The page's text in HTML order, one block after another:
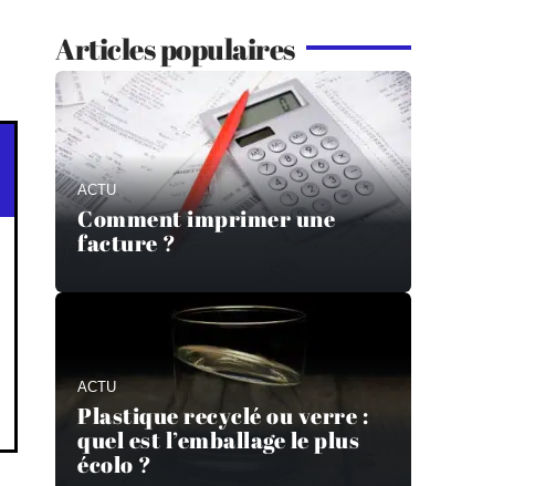
Articles populaires
ACTU
Comment imprimer une
facture ?
ACTU
Plastique recyclé ou verre :
quel est l’emballage le plus
écolo ?